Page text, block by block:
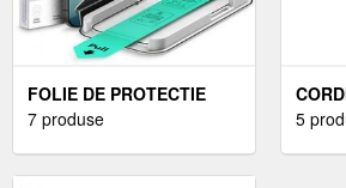
FOLIE DE PROTECTIE
ECRAN ESR ULTRAFIT
7 produse 5